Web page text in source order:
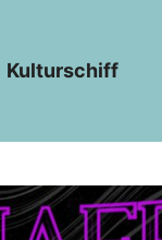
Kulturschiff